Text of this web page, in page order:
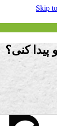
Skip
کنی؟